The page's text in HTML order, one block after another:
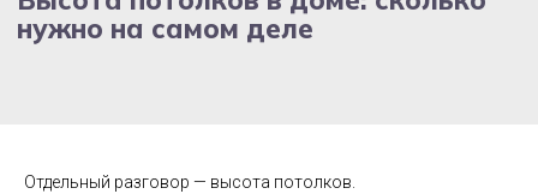
Отдельный разговор — высота потолков.